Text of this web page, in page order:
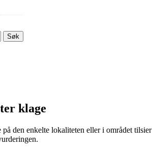
Søk
klage
den enkelte lokaliteten eller i området tilsier